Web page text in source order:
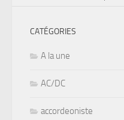
CATÉGORIES
A la une
AC/DC
accordeoniste